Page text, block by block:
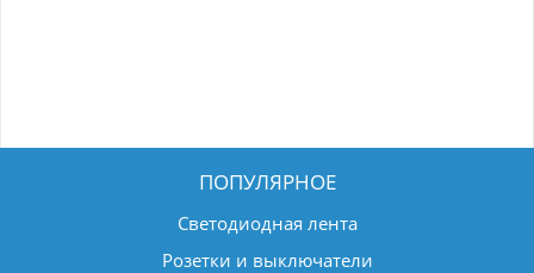
ПОПУЛЯРНОЕ
Светодиодная лента
Розетки и выключатели